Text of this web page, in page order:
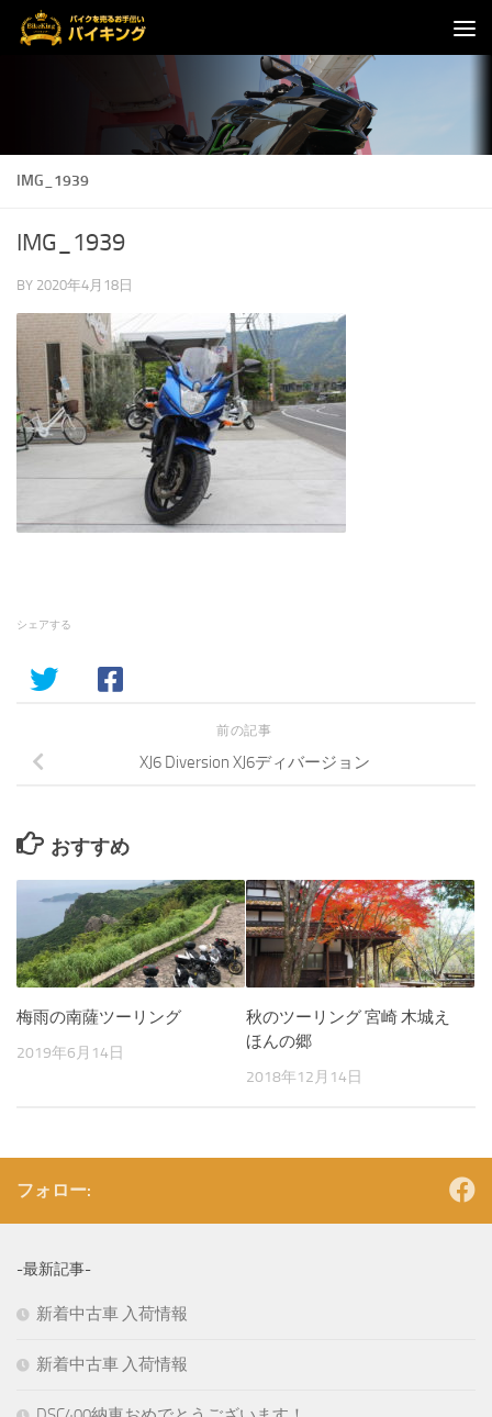
コンテンツへスキップ
IMG_1939
IMG_1939
BY 2020年4月18日
シェアする
前の記事
XJ6 Diversion XJ6ディバージョン
おすすめ
梅雨の南薩ツーリング
2019年6月14日
秋のツーリング 宮崎 木城え
ほんの郷
2018年12月14日
フォロー:
-最新記事-
新着中古車 入荷情報
新着中古車 入荷情報